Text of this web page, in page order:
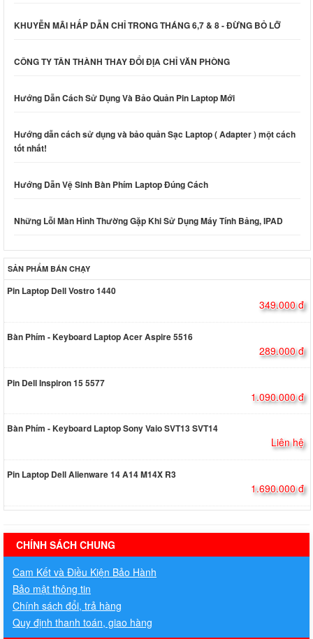
KHUYỄN MÃI HẤP DẪN CHỈ TRONG THÁNG 6,7 & 8 - ĐỪNG BỎ LỠ
CÔNG TY TÂN THÀNH THAY ĐỔI ĐỊA CHỈ VĂN PHÒNG
Hướng Dẫn Cách Sử Dụng Và Bảo Quản Pin Laptop Mới
Hướng dẫn cách sử dụng và bảo quản Sạc Laptop ( Adapter ) một cách
tốt nhất!
Hướng Dẫn Vệ Sinh Bàn Phím Laptop Đúng Cách
Những Lỗi Màn Hình Thường Gặp Khi Sử Dụng Máy Tính Bảng, IPAD
SẢN PHẨM BÁN CHẠY
Pin Laptop Dell Vostro 1440
349.000 đ
Bàn Phím - Keyboard Laptop Acer Aspire 5516
289.000 đ
Pin Dell Inspiron 15 5577
1.090.000 đ
Bàn Phím - Keyboard Laptop Sony Vaio SVT13 SVT14
Liên hệ
Pin Laptop Dell Alienware 14 A14 M14X R3
1.690.000 đ
hermes handbags outlet online
CHÍNH SÁCH CHUNG
Cam Kết và Điều Kiện Bảo Hành
Bảo mật thông tin
Chính sách đổi, trả hàng
Quy định thanh toán, giao hàng